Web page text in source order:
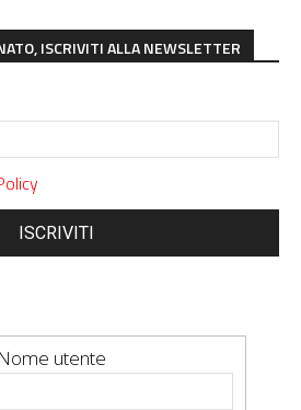
ISCRIVITI ALLA NEWSLETTER
ISCRIVITI
Nome utente